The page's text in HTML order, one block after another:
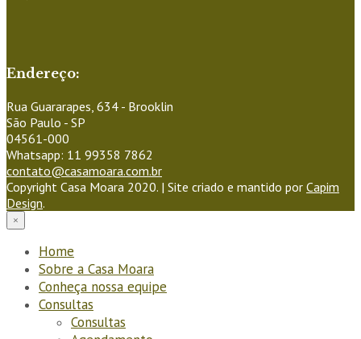
Endereço:
Rua Guararapes, 634 - Brooklin
São Paulo - SP
04561-000
Whatsapp: 11 99358 7862
contato@casamoara.com.br
Copyright Casa Moara 2020. | Site criado e mantido por Capim
Design.
×
Home
Sobre a Casa Moara
Conheça nossa equipe
Consultas
Consultas